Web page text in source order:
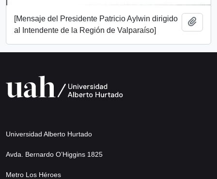
[Mensaje del Presidente Patricio Aylwin dirigido
al Intendente de la Región de Valparaíso]
Universidad Alberto Hurtado
Avda. Bernardo O’Higgins 1825
Metro Los Héroes